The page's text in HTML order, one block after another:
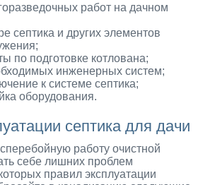
работ на дачном
септика и других элементов
по подготовке котлована;
инженерных систем;
к системе септика;
оборудования.
септика для дачи
работу очистной
себе лишних проблем
правил эксплуатации